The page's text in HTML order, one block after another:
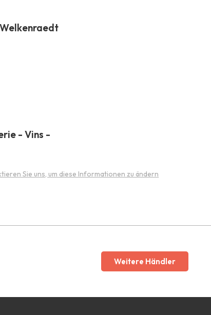
- Vins -
Sie uns, um diese Informationen zu ändern
Weitere Händler